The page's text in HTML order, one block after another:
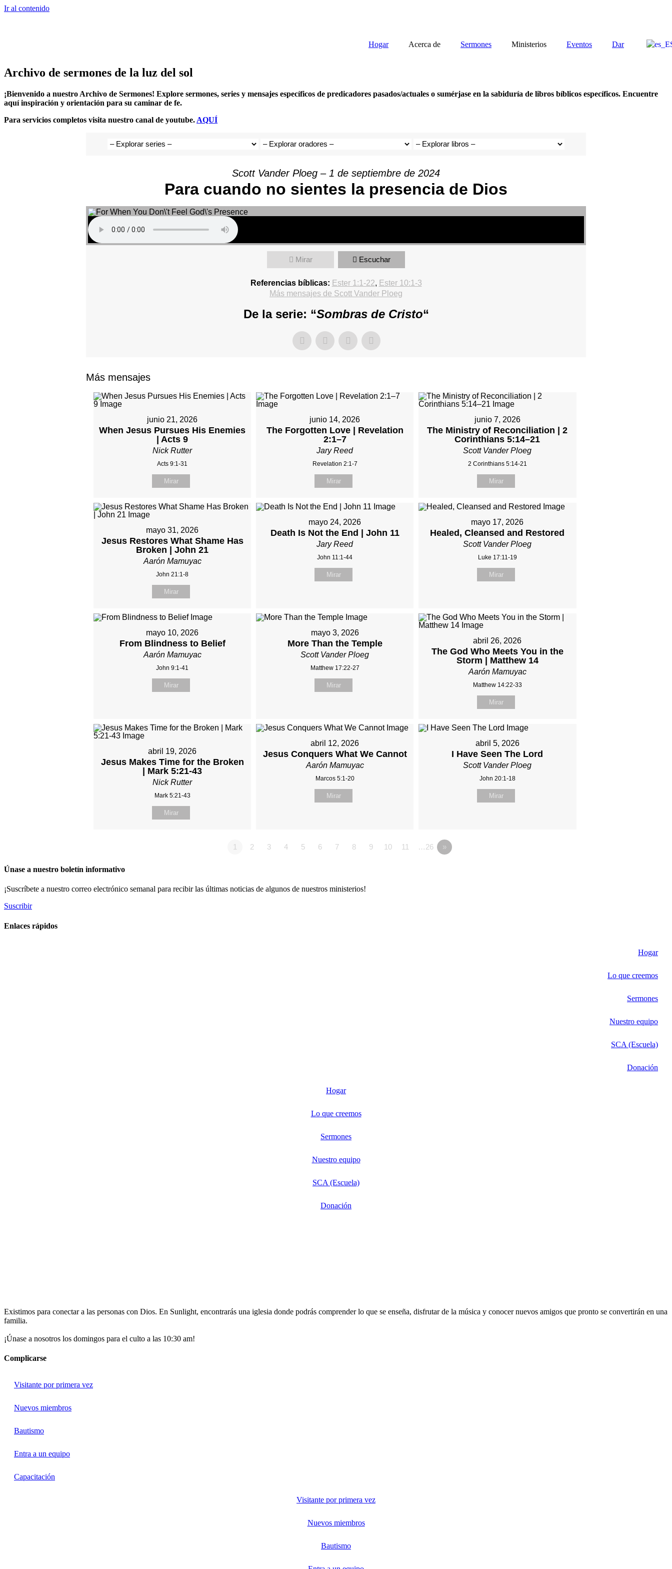
Ir al contenido
Hogar Acerca de Sermones Ministerios Eventos Dar
Archivo de sermones de la luz del sol
¡Bienvenido a nuestro Archivo de Sermones! Explore sermones, series y mensajes específicos de predicadores pasados/actuales o sumérjase en la sabiduría de libros bíblicos específicos. Encuentre
aquí inspiración y orientación para su caminar de fe.
Para servicios completos visita nuestro canal de youtube. AQUÍ
Scott Vander Ploeg – 1 de septiembre de 2024
Para cuando no sientes la presencia de Dios
Mirar Escuchar
Referencias bíblicas: Ester 1:1-22, Ester 10:1-3
Más mensajes de Scott Vander Ploeg
De la serie: “Sombras de Cristo“
Más mensajes
junio 21, 2026
When Jesus Pursues His Enemies
| Acts 9
Nick Rutter
Acts 9:1-31
Mirar
junio 14, 2026
The Forgotten Love | Revelation
2:1–7
Jary Reed
Revelation 2:1-7
Mirar
junio 7, 2026
The Ministry of Reconciliation | 2
Corinthians 5:14–21
Scott Vander Ploeg
2 Corinthians 5:14-21
Mirar
mayo 31, 2026
Jesus Restores What Shame Has
Broken | John 21
Aarón Mamuyac
John 21:1-8
Mirar
mayo 24, 2026
Death Is Not the End | John 11
Jary Reed
John 11:1-44
Mirar
mayo 17, 2026
Healed, Cleansed and Restored
Scott Vander Ploeg
Luke 17:11-19
Mirar
mayo 10, 2026
From Blindness to Belief
Aarón Mamuyac
John 9:1-41
Mirar
mayo 3, 2026
More Than the Temple
Scott Vander Ploeg
Matthew 17:22-27
Mirar
abril 26, 2026
The God Who Meets You in the
Storm | Matthew 14
Aarón Mamuyac
Matthew 14:22-33
Mirar
abril 19, 2026
Jesus Makes Time for the Broken
| Mark 5:21-43
Nick Rutter
Mark 5:21-43
Mirar
abril 12, 2026
Jesus Conquers What We Cannot
Aarón Mamuyac
Marcos 5:1-20
Mirar
abril 5, 2026
I Have Seen The Lord
Scott Vander Ploeg
John 20:1-18
Mirar
1 2 3 4 5 6 7 8 9 10 11 …26 »
Únase a nuestro boletín informativo
¡Suscríbete a nuestro correo electrónico semanal para recibir las últimas noticias de algunos de nuestros ministerios!
Suscribir
Enlaces rápidos
Hogar
Lo que creemos
Sermones
Nuestro equipo
SCA (Escuela)
Donación
Hogar
Lo que creemos
Sermones
Nuestro equipo
SCA (Escuela)
Donación
Existimos para conectar a las personas con Dios. En Sunlight, encontrarás una iglesia donde podrás comprender lo que se enseña, disfrutar de la música y conocer nuevos amigos que pronto se convertirán en una
familia.
¡Únase a nosotros los domingos para el culto a las 10:30 am!
Complicarse
Visitante por primera vez
Nuevos miembros
Bautismo
Entra a un equipo
Capacitación
Visitante por primera vez
Nuevos miembros
Bautismo